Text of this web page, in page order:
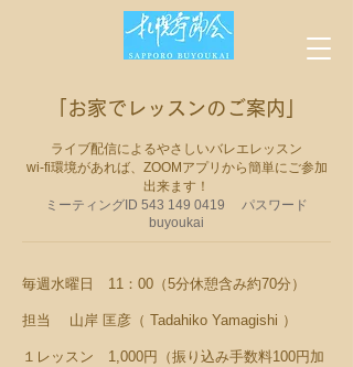
「お家でレッスンのご案内」
ライブ配信によるやさしいバレエレッスン
wi-fi環境があれば、ZOOMアプリから簡単にご参加
出来ます！
​ミーティングID 543 149 0419 パスワード
buyoukai
毎週水曜日 11：00（5分休憩含み約70分）
担当 山岸 匡彦（ Tadahiko Yamagishi ）
１レッスン 1,000円（振り込み手数料100円加